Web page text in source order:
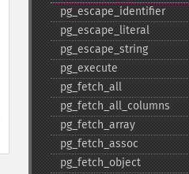
pg_​escape_​identifier
pg_​escape_​literal
pg_​escape_​string
pg_​execute
pg_​fetch_​all
pg_​fetch_​all_​columns
pg_​fetch_​array
pg_​fetch_​assoc
pg_​fetch_​object